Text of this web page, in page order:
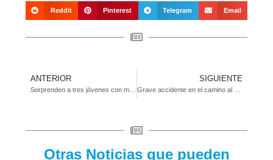
Reddit Pinterest Telegram Email
ANTERIOR SIGUIENTE
Otras Noticias que pueden